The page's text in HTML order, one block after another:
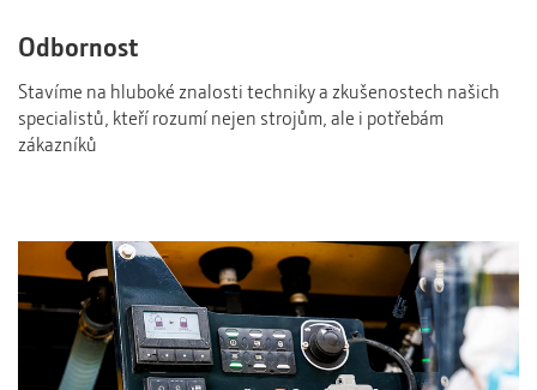
Odbornost
Stavíme na hluboké znalosti techniky a zkušenostech našich
specialistů, kteří rozumí nejen strojům, ale i potřebám
zákazníků